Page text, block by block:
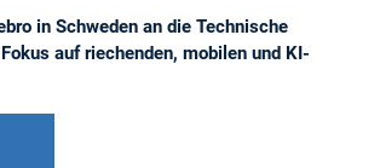
in Schweden an die Technische
auf riechenden, mobilen und KI-